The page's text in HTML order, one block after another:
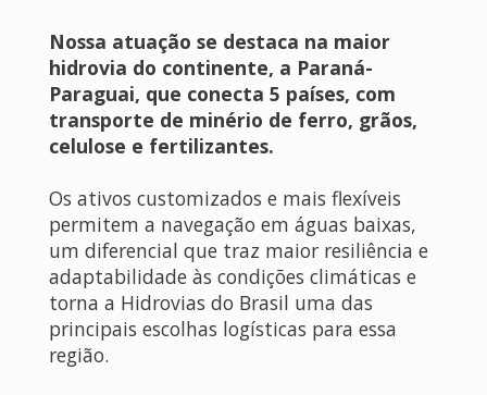
Nossa atuação se destaca na maior
hidrovia do continente, a Paraná-
Paraguai, que conecta 5 países, com
transporte de minério de ferro, grãos,
celulose e fertilizantes.
Os ativos customizados e mais flexíveis
permitem a navegação em águas baixas,
um diferencial que traz maior resiliência e
adaptabilidade às condições climáticas e
torna a Hidrovias do Brasil uma das
principais escolhas logísticas para essa
região.